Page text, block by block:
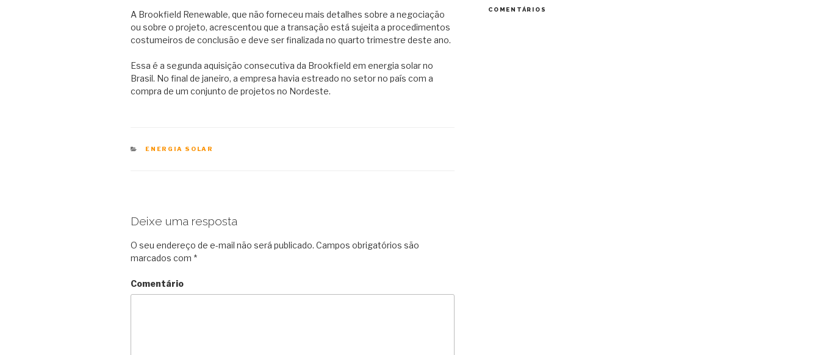
A Brookfield Renewable, que não forneceu mais detalhes sobre a negociação
ou sobre o projeto, acrescentou que a transação está sujeita a procedimentos
costumeiros de conclusão e deve ser finalizada no quarto trimestre deste ano.
Essa é a segunda aquisição consecutiva da Brookfield em energia solar no
Brasil. No final de janeiro, a empresa havia estreado no setor no país com a
compra de um conjunto de projetos no Nordeste.
CATEGORIAS
ENERGIA SOLAR
Deixe uma resposta
O seu endereço de e-mail não será publicado. Campos obrigatórios são
marcados com *
Comentário
COMENTÁRIOS